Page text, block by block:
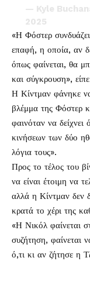
— Kyle
2025
«Η Φόστερ
επαφή, η οποία, αν
όπως φαίνεται, θα
και σύγκρουση»,
Η Κίντμαν φάνηκε
βλέμμα της Φόστερ
φαινόταν να
κινήσεων των δύο
λόγια τους».
Προς το τέλος του
να είναι έτοιμη να
αλλά η Κίντμαν δεν
κρατά το χέρι της
«Η Νικόλ φαίνεται
συζήτηση, φαίνεται
ό,τι κι αν ζήτησε η